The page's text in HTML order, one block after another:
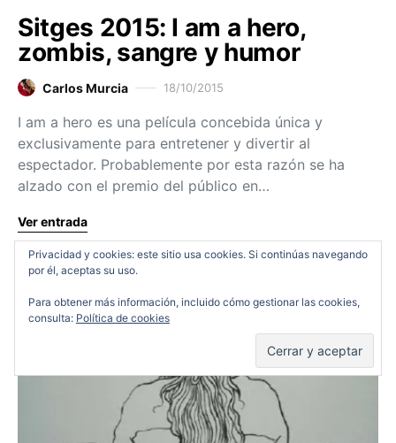
Sitges 2015: I am a hero,
zombis, sangre y humor
Carlos Murcia 18/10/2015
I am a hero es una película concebida única y
exclusivamente para entretener y divertir al
espectador. Probablemente por esta razón se ha
alzado con el premio del público en…
Ver entrada
Críticas Festivales y Premios
Privacidad y cookies: este sitio usa cookies. Si continúas navegando
por él, aceptas su uso.
Para obtener más información, incluido cómo gestionar las cookies,
consulta: Política de cookies